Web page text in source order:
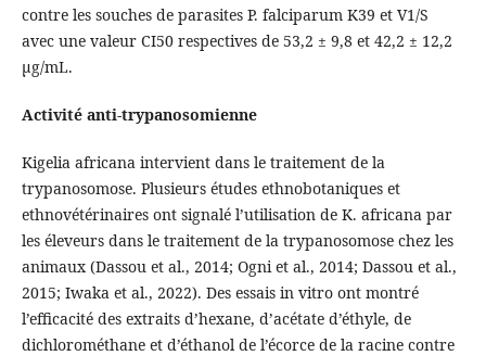
contre les souches de parasites P. falciparum K39 et V1/S
avec une valeur CI50 respectives de 53,2 ± 9,8 et 42,2 ± 12,2
µg/mL.
Activité anti-trypanosomienne
Kigelia africana intervient dans le traitement de la
trypanosomose. Plusieurs études ethnobotaniques et
ethnovétérinaires ont signalé l’utilisation de K. africana par
les éleveurs dans le traitement de la trypanosomose chez les
animaux (Dassou et al., 2014; Ogni et al., 2014; Dassou et al.,
2015; Iwaka et al., 2022). Des essais in vitro ont montré
l’efficacité des extraits d’hexane, d’acétate d’éthyle, de
dichlorométhane et d’éthanol de l’écorce de la racine contre